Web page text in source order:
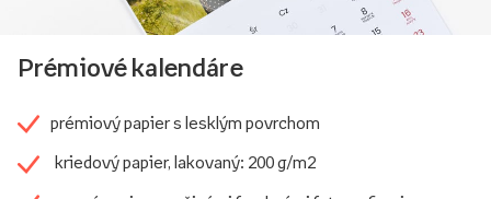
Prémiové kalendáre
prémiový papier s lesklým povrchom
kriedový papier, lakovaný: 200 g/m2